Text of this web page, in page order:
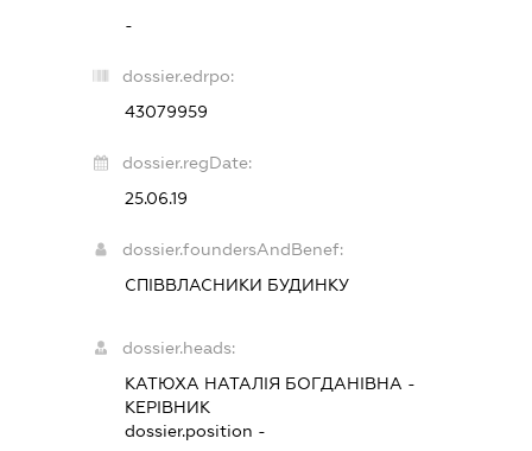
-
dossier.edrpo:
43079959
dossier.regDate:
25.06.19
dossier.foundersAndBenef:
СПІВВЛАСНИКИ БУДИНКУ
dossier.heads:
КАТЮХА НАТАЛІЯ БОГДАНІВНА -
КЕРІВНИК
dossier.position -